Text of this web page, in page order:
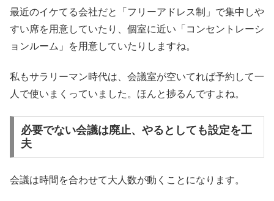
最近のイケてる会社だと「フリーアドレス制」で集中しや
すい席を用意していたり、個室に近い「コンセントレーシ
ョンルーム」を用意していたりしますね。
私もサラリーマン時代は、会議室が空いてれば予約して一
人で使いまくっていました。ほんと捗るんですよね。
必要でない会議は廃止、やるとしても設定を工
夫
会議は時間を合わせて大人数が動くことになります。